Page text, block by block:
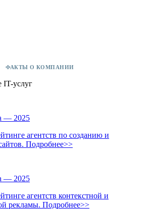
ФАКТЫ О КОМПАНИИ
IT-услуг
— 2025
агентств по созданию и
Подробнее>>
— 2025
агентств контекстной и
рекламы. Подробнее>>